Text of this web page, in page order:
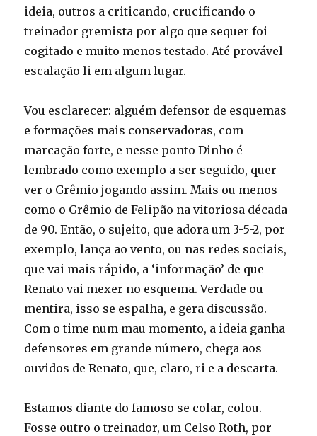
ideia, outros a criticando, crucificando o
treinador gremista por algo que sequer foi
cogitado e muito menos testado. Até provável
escalação li em algum lugar.
Vou esclarecer: alguém defensor de esquemas
e formações mais conservadoras, com
marcação forte, e nesse ponto Dinho é
lembrado como exemplo a ser seguido, quer
ver o Grêmio jogando assim. Mais ou menos
como o Grêmio de Felipão na vitoriosa década
de 90. Então, o sujeito, que adora um 3-5-2, por
exemplo, lança ao vento, ou nas redes sociais,
que vai mais rápido, a ‘informação’ de que
Renato vai mexer no esquema. Verdade ou
mentira, isso se espalha, e gera discussão.
Com o time num mau momento, a ideia ganha
defensores em grande número, chega aos
ouvidos de Renato, que, claro, ri e a descarta.
Estamos diante do famoso se colar, colou.
Fosse outro o treinador, um Celso Roth, por